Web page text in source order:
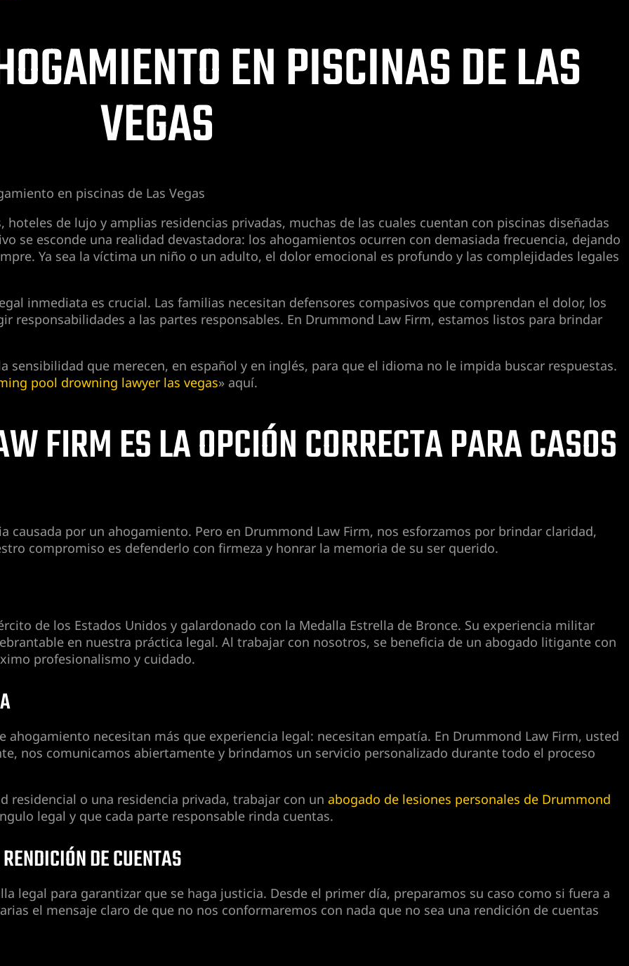
EN PISCINAS DE LAS
VEGAS
en piscinas de Las Vegas
de lujo y amplias residencias privadas, muchas de las cuales cuentan con piscinas diseñadas
se esconde una realidad devastadora: los ahogamientos ocurren con demasiada frecuencia, dejando
Ya sea la víctima un niño o un adulto, el dolor emocional es profundo y las complejidades legales
inmediata es crucial. Las familias necesitan defensores compasivos que comprendan el dolor, los
responsabilidades a las partes responsables. En Drummond Law Firm, estamos listos para brindar
sensibilidad que merecen, en español y en inglés, para que el idioma no le impida buscar respuestas.
pool drowning lawyer las vegas» aquí.
FIRM ES LA OPCIÓN CORRECTA PARA CASOS
causada por un ahogamiento. Pero en Drummond Law Firm, nos esforzamos por brindar claridad,
compromiso es defenderlo con firmeza y honrar la memoria de su ser querido.
de los Estados Unidos y galardonado con la Medalla Estrella de Bronce. Su experiencia militar
en nuestra práctica legal. Al trabajar con nosotros, se beneficia de un abogado litigante con
profesionalismo y cuidado.
ahogamiento necesitan más que experiencia legal: necesitan empatía. En Drummond Law Firm, usted
nos comunicamos abiertamente y brindamos un servicio personalizado durante todo el proceso
residencial o una residencia privada, trabajar con un abogado de lesiones personales de Drummond
legal y que cada parte responsable rinda cuentas.
DE CUENTAS
legal para garantizar que se haga justicia. Desde el primer día, preparamos su caso como si fuera a
el mensaje claro de que no nos conformaremos con nada que no sea una rendición de cuentas